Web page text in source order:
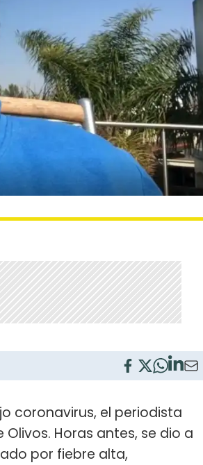
coronavirus, el periodista
Horas antes, se dio a
por fiebre alta,